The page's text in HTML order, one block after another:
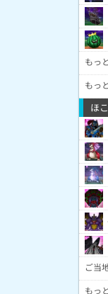
もっ
もっ
ほ
ご当
もっ